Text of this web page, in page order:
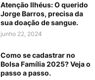
Atenção Ilhéus: O querido
Jorge Barros, precisa da
sua doação de sangue.
junho 22, 2024
Como se cadastrar no
Bolsa Família 2025? Veja o
passo a passo.